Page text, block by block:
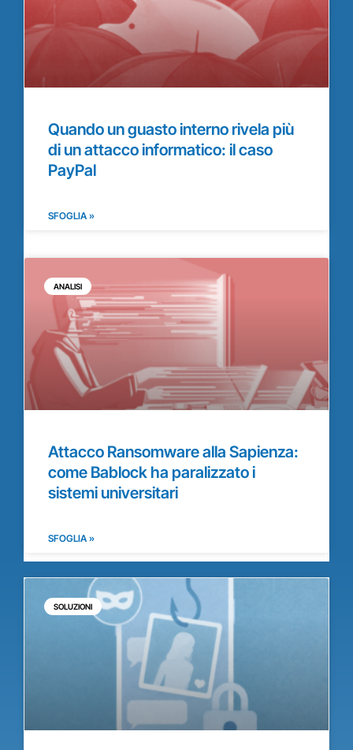
Quando un guasto interno rivela più
di un attacco informatico: il caso
PayPal
SFOGLIA »
ANALISI
Attacco Ransomware alla Sapienza:
come Bablock ha paralizzato i
sistemi universitari
SFOGLIA »
SOLUZIONI